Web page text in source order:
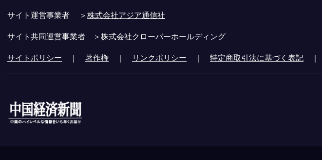
サイト運営事業者 ＞株式会社アジア通信社
サイト共同運営事業者 ＞株式会社クローバーホールディング
サイトポリシー ｜ 著作権 ｜ リンクポリシー ｜ 特定商取引法に基づく表記 ｜